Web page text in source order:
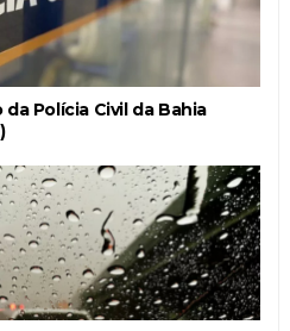
Polícia Civil da Bahia